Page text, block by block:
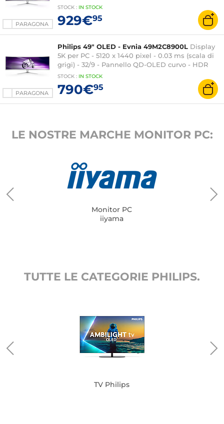
PARAGONA
- HDR - 240 Hz - FreeSync Premium Pro -
HDMI/DisplayPort/USB-C - Hub USB 3.0 - Altezza
regolabile - Argento
STOCK : IN STOCK
929€95
PARAGONA
Philips 49" OLED - Evnia 49M2C8900L Display
5K per PC - 5120 x 1440 pixel - 0.03 ms (scala di
grigi) - 32/9 - Pannello QD-OLED curvo - HDR
400 True Black - 144 Hz - FreeSync Premium Pro
- HDMI/DisplayPort/USB-C - Altezza regolabile -
Argento
STOCK : IN STOCK
790€95
LE NOSTRE MARCHE MONITOR PC:
Monitor PC
iiyama
TUTTE LE CATEGORIE PHILIPS.
TV Philips